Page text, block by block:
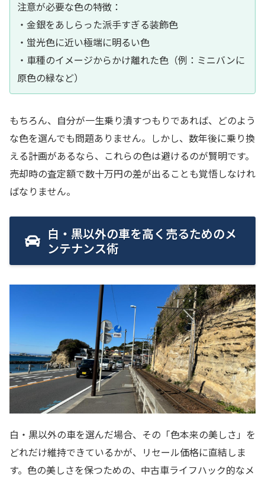
注意が必要な色の特徴：
・金銀をあしらった派手すぎる装飾色
・蛍光色に近い極端に明るい色
・車種のイメージからかけ離れた色（例：ミニバンに
原色の緑など）
もちろん、自分が一生乗り潰すつもりであれば、どのよう
な色を選んでも問題ありません。しかし、数年後に乗り換
える計画があるなら、これらの色は避けるのが賢明です。
売却時の査定額で数十万円の差が出ることも覚悟しなけれ
ばなりません。
白・黒以外の車を高く売るためのメ
ンテナンス術
白・黒以外の車を選んだ場合、その「色本来の美しさ」を
どれだけ維持できているかが、リセール価格に直結しま
す。色の美しさを保つための、中古車ライフハック的なメ